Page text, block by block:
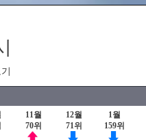
11월
70위
12월
71위
1월
159위